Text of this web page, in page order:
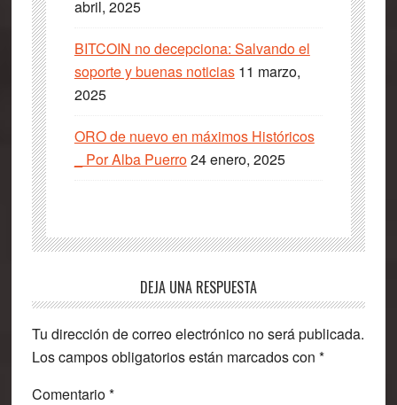
abril, 2025
BITCOIN no decepciona: Salvando el
soporte y buenas noticias 11 marzo,
2025
ORO de nuevo en máximos Históricos
_ Por Alba Puerro24 enero, 2025
Interacciones
con
los
lectores
DEJA UNA RESPUESTA
Tu dirección de correo electrónico no será publicada.
Los campos obligatorios están marcados con *
Comentario*